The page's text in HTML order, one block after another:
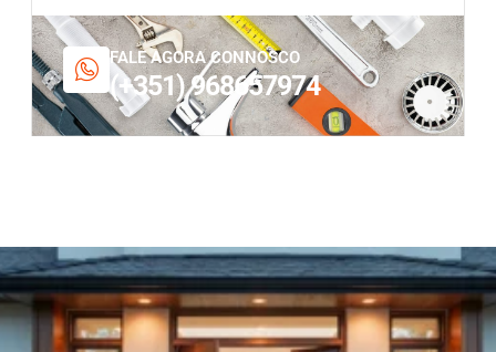
FALE AGORA CONNOSCO
(+351) 968657974